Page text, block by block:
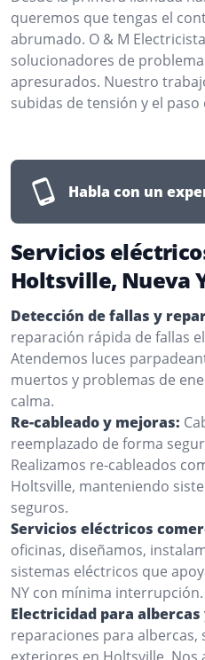
queremos que tengas el
abrumado. O & M
solucionadores de
apresurados. Nuestro
subidas de tensión y el
Habla con un
Servicios
Holtsville, Nueva
Detección de fallas y
reparación rápida de fallas
Atendemos luces
muertos y problemas de
calma.
Re-cableado y mejoras:
reemplazado de forma
Realizamos re-cableados
Holtsville, manteniendo
seguros.
Servicios eléctricos
oficinas, diseñamos,
sistemas eléctricos que
NY con mínima interrupción.
Electricidad para albercas
reparaciones para albercas,